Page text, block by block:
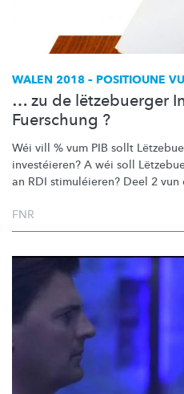
WALEN 2018 – POSITIOUNE
… zu de lëtzebuerger
Fuerschung ?
Wéi vill % vum PIB sollt
investéieren? A wéi soll
an RDI stimuléieren? Deel 2 vun
FNR